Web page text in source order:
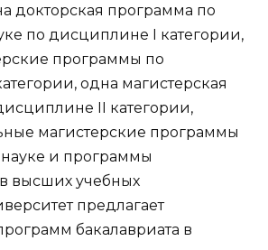
докторская программа по
по дисциплине I категории,
программы по
одна магистерская
II категории,
магистерские программы
и программы
высших учебных
предлагает
бакалавриата в